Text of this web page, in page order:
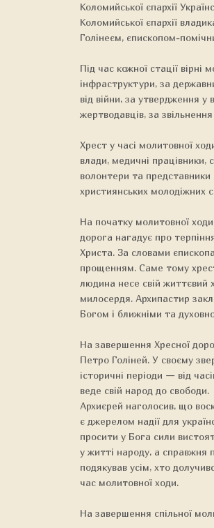
Коломийської єпархії
Коломийської єпархії
Голінеєм, єпископом-
Під час кожної стації вірні
інфраструктури, за
від війни, за утвердження у
жертводавців, за
Хрест у часі молитовної
влади, медичні працівники,
волонтери та представники
християнських молодіжних
На початку молитовної
дорога нагадує про
Христа. За словами
прощенням. Саме тому
людина несе свій
милосердя. Архипастир
Богом і ближніми та
На завершення Хресної
Петро Голіней. У своєму
історичні періоди — від
веде свій народ до свободи.
Архиєрей наголосив, що
є джерелом надії для
просити у Бога сили
у житті народу, а справжня
подякував усім, хто
час молитовної ходи.
На завершення спільної